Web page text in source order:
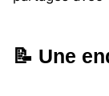
📝 Une